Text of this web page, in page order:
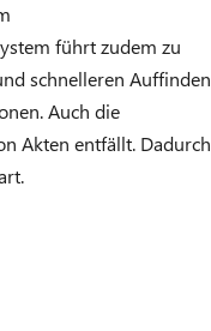
führt zudem zu
schnelleren Auffinden
Auch die
Akten entfällt. Dadurch